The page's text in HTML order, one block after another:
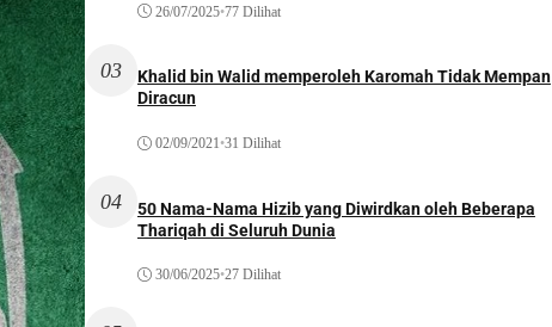
26/07/2025•77 Dilihat
03
Khalid bin Walid memperoleh Karomah Tidak Mempan
Diracun
02/09/2021•31 Dilihat
04
50 Nama-Nama Hizib yang Diwirdkan oleh Beberapa
Thariqah di Seluruh Dunia
30/06/2025•27 Dilihat